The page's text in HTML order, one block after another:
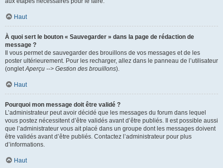
Haut
À quoi sert le bouton « Sauvegarder » dans la page de rédaction de
message ?
Il vous permet de sauvegarder des brouillons de vos messages et de les
poster ultérieurement. Pour les recharger, allez dans le panneau de l’utilisateur
(ongletAperçu --> Gestion des brouillons).
Haut
Pourquoi mon message doit être validé ?
L’administrateur peut avoir décidé que les messages du forum dans lequel
vous postez nécessitent d’être validés avant d’être publiés. Il est possible aussi
que l’administrateur vous ait placé dans un groupe dont les messages doivent
être validés avant d’être publiés. Contactez l’administrateur pour plus
d’informations.
Haut